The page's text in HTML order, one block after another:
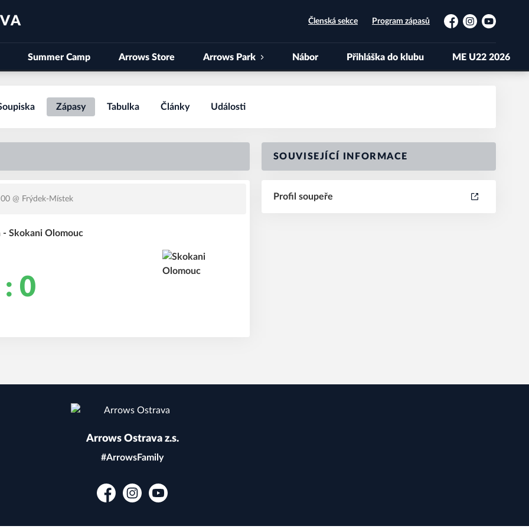
Členská sekce Program zápasů
FacebookInstagramYouTube
Summer Camp Arrows Store Arrows Park Nábor Přihláška do klubu ME U22 2026
Zápasy Tabulka Články Události
@ Frýdek-Místek
Skokani Olomouc
0
SOUVISEJÍCÍ INFORMACE
Profil soupeře
Arrows Ostrava z.s.
#ArrowsFamily
FacebookInstagramYouTube